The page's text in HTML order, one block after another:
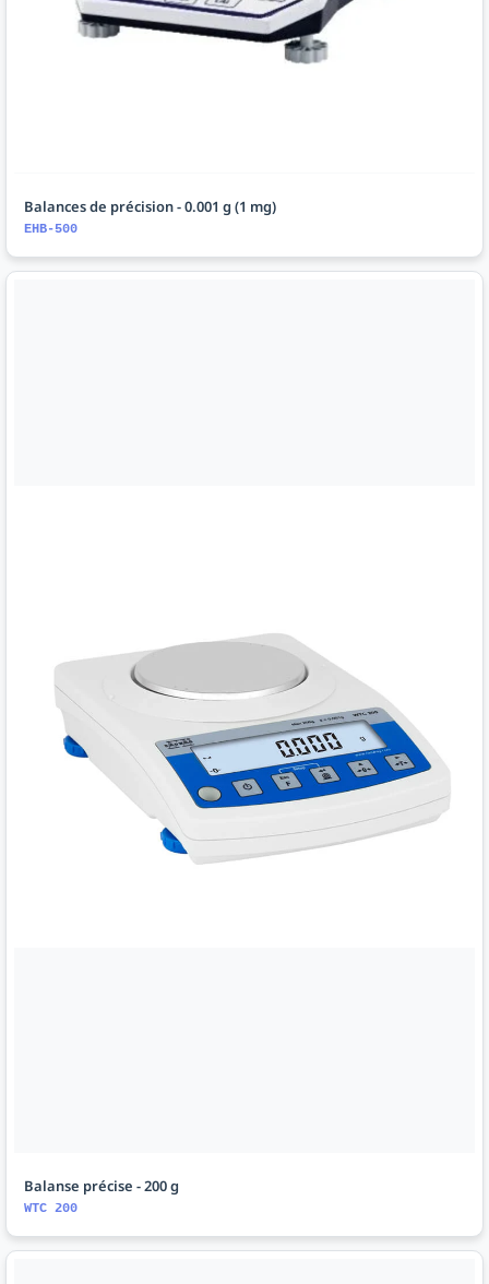
Balances de précision - 0.001 g (1 mg)
EHB-500
Balanse précise - 200 g
WTC 200